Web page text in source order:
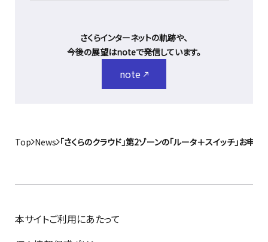
さくらインターネットの軌跡や、
今後の展望はnoteで発信しています。
note
Top News 「さくらのクラウド」第2ゾーンの「ルータ＋スイッチ」お申
本サイトご利用にあたって